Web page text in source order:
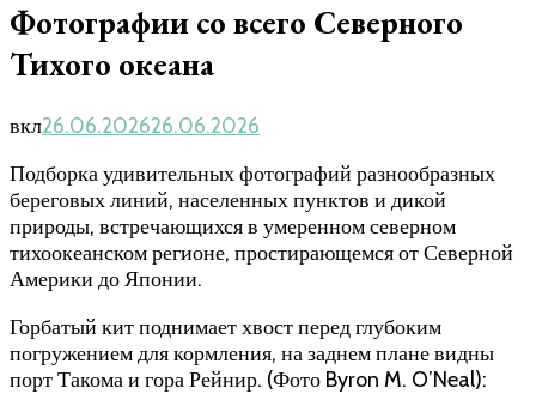
Фотографии со всего Северного
Тихого океана
вкл26.06.202626.06.2026
Подборка удивительных фотографий разнообразных
береговых линий, населенных пунктов и дикой
природы, встречающихся в умеренном северном
тихоокеанском регионе, простирающемся от Северной
Америки до Японии.
Горбатый кит поднимает хвост перед глубоким
погружением для кормления, на заднем плане видны
порт Такома и гора Рейнир. (Фото Byron M. O’Neal):